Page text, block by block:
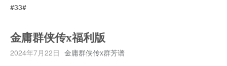
#33#
金庸群侠传x福利版
2024年7月22日 金庸群侠传x群芳谱